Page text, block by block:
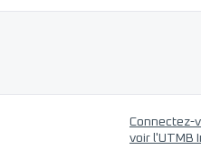
Connectez-
voir l'UTMB